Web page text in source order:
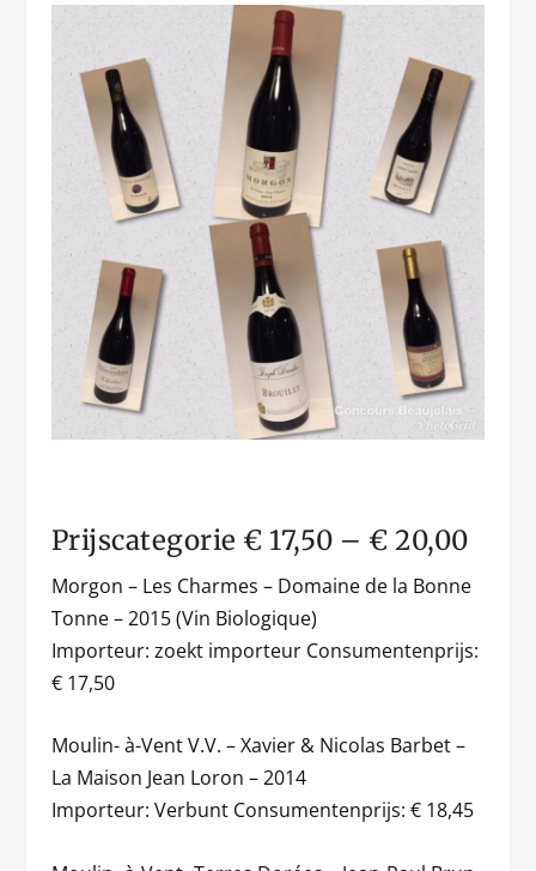
Prijscategorie € 17,50 – € 20,00
Morgon – Les Charmes – Domaine de la Bonne
Tonne – 2015 (Vin Biologique)
Importeur: zoekt importeur Consumentenprijs:
€ 17,50
Moulin- à-Vent V.V. – Xavier & Nicolas Barbet –
La Maison Jean Loron – 2014
Importeur: Verbunt Consumentenprijs: € 18,45